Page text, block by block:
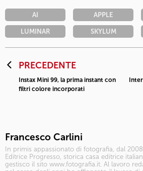
AI APPLE
LUMINAR SKYLUM
PRECEDENTE
Instax Mini 99, la prima instant con
filtri colore incorporati
Francesco Carlini
In primis appassionato di fotografia, dal
Editrice Progresso, storica casa editrice
gestisco il sito www.fotografia.it. Al lavoro